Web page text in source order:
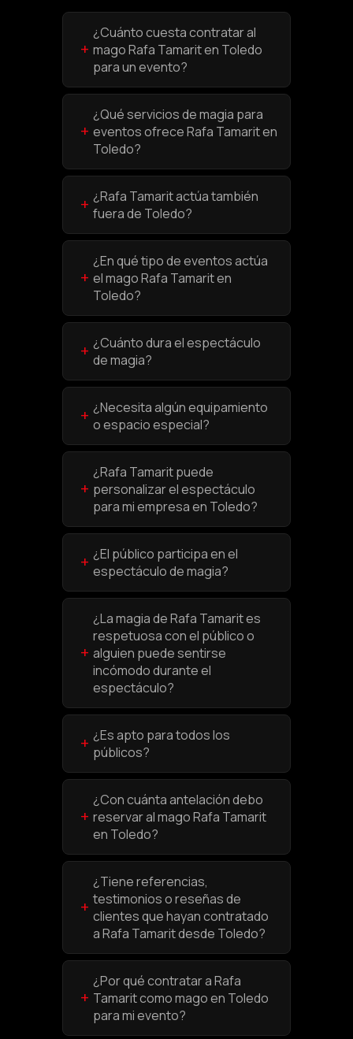
+
¿Cuánto cuesta contratar al
mago Rafa Tamarit en Toledo
para un evento?
+
¿Qué servicios de magia para
eventos ofrece Rafa Tamarit en
Toledo?
+ ¿Rafa Tamarit actúa también
fuera de Toledo?
+
¿En qué tipo de eventos actúa
el mago Rafa Tamarit en
Toledo?
+ ¿Cuánto dura el espectáculo
de magia?
+ ¿Necesita algún equipamiento
o espacio especial?
+
¿Rafa Tamarit puede
personalizar el espectáculo
para mi empresa en Toledo?
+ ¿El público participa en el
espectáculo de magia?
+
¿La magia de Rafa Tamarit es
respetuosa con el público o
alguien puede sentirse
incómodo durante el
espectáculo?
+ ¿Es apto para todos los
públicos?
+
¿Con cuánta antelación debo
reservar al mago Rafa Tamarit
en Toledo?
+
¿Tiene referencias,
testimonios o reseñas de
clientes que hayan contratado
a Rafa Tamarit desde Toledo?
+
¿Por qué contratar a Rafa
Tamarit como mago en Toledo
para mi evento?